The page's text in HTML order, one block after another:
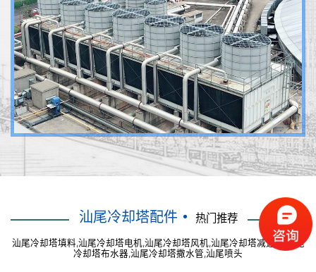
汕尾冷却塔配件 热门推荐
汕尾冷却塔填料,汕尾冷却塔电机,汕尾冷却塔风机,汕尾冷却塔减速器,汕尾
冷却塔布水器,汕尾冷却塔撒水管,汕尾喷头